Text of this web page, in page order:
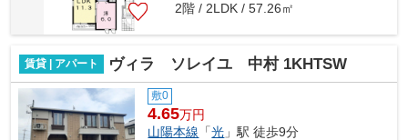
2階 / 2LDK / 57.26㎡
賃貸 | アパート ヴィラ ソレイユ 中村 1KHTSW
敷0
4.65万円
山陽本線 「光 」駅 徒歩9分